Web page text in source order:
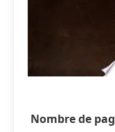
Nombre de